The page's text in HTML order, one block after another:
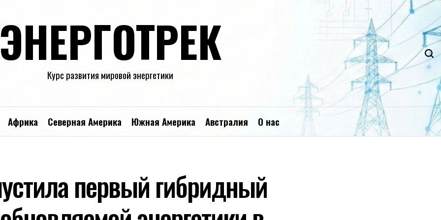
ЭНЕРГОТРЕК
Курс развития мировой энергетики
Африка Северная Америка Южная Америка Австралия О нас
первый гибридный